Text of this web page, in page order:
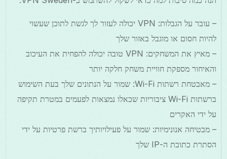
– עובר על הגבלות: VPN יכולה לעזור לך לגשת לתוכן שעשוי
להיות חסום או מוגבל באזור שלך
– מאיץ את המשחקים: VPN טובה יכולה להפחית את העיכוב
והאיחור מספקת חוויית משחק חלקה יותר
– מאבטחת רשתות Wi-Fi: שמור על הנתונים שלך בעת השימוש
ברשתות Wi-Fi ציבוריות שכאלו נמצאות לפעמים במטרת תקיפה
על ידי האקרים
– מבטיחה אנונימיות: שמור על פעילויותיך ברשת פרטיות על ידי
הסתרת כתובת ה-IP שלך